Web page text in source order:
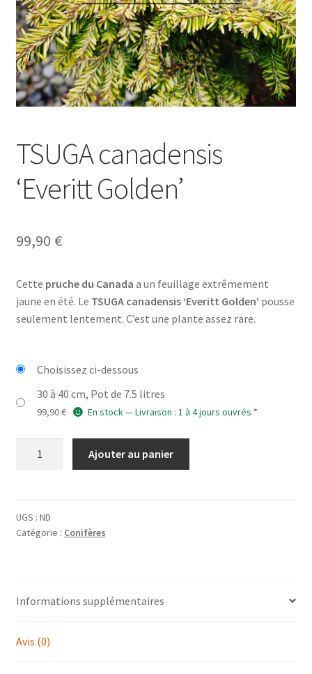
TSUGA canadensis
‘Everitt Golden’
99,90 €
Cette pruche du Canada a un feuillage extrêmement
jaune en été. Le TSUGA canadensis ‘Everitt Golden’ pousse
seulement lentement. C’est une plante assez rare.
Choisissez ci-dessous
30 à 40 cm, Pot de 7.5 litres
99,90€ En stock — Livraison : 1 à 4 jours ouvrés *
'Everitt
Golden'
Ajouter au panier
UGS : ND
Catégorie : Conifères
Informations supplémentaires
Avis (0)